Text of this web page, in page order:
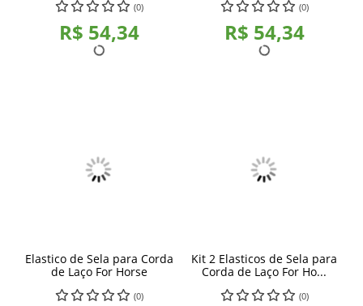
(0)
R$ 54,34
(0)
R$ 54,34
Elastico de Sela para Corda
de Laço For Horse
(0)
Kit 2 Elasticos de Sela para
Corda de Laço For Ho...
(0)